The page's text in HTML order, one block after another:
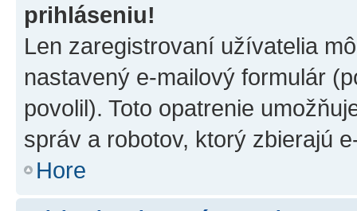
prihláseniu!
Len zaregistrovaní užívatelia
nastavený e-mailový formulár
povolil). Toto opatrenie
správ a robotov, ktorý zbierajú
Hore